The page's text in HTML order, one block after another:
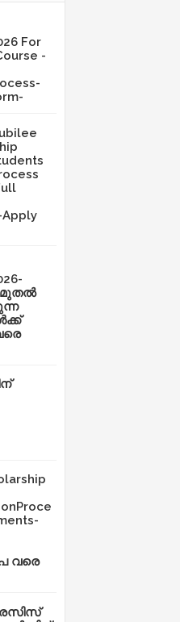
For
-
Apply
മുതൽ
വരെ